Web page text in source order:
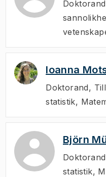
Doktorand
Ioanna
Doktorand,
statistik,
Björn
Doktorand
statistik,